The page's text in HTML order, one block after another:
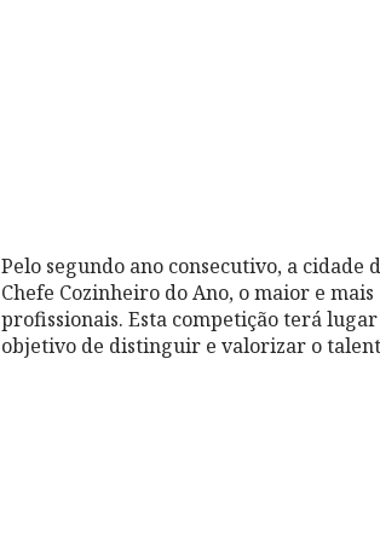
Pelo segundo ano consecutivo, a cidade
Chefe Cozinheiro do Ano, o maior e
profissionais. Esta competição terá
objetivo de distinguir e valorizar o